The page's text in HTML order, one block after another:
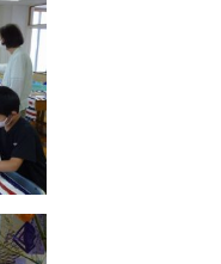
本部活動紹介
夕飾りが今年も
途授業の一貫と
二・三年生が笹
大切に家に持っ